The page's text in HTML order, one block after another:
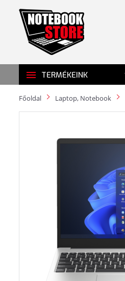
TERMÉKEINK
Főoldal Laptop, Notebook